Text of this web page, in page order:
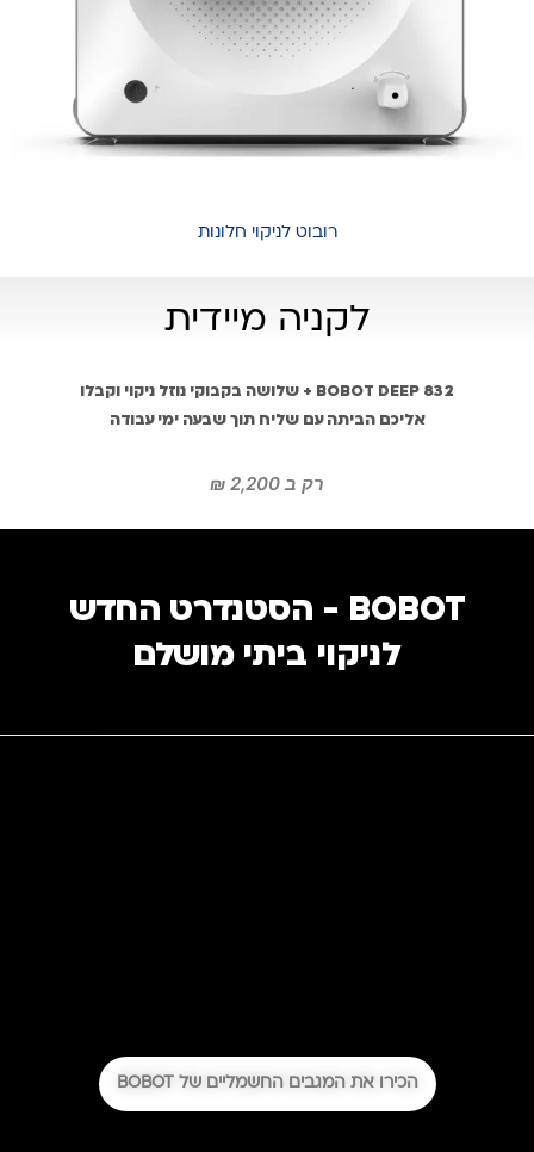
רובוט לניקוי חלונות
לקניה מיידית
BOBOT DEEP 832 + שלושה בקבוקי נוזל ניקוי וקבלו
אליכם הביתה עם שליח תוך שבעה ימי עבודה
רק ב 2,200 ₪
BOBOT - הסטנדרט החדש
לניקוי ביתי מושלם
הכירו את המגבים החשמליים של BOBOT